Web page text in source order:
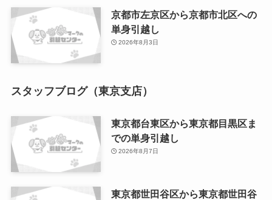
京都市左京区から京都市北区への
単身引越し
2026年8月3日
スタッフブログ（東京支店）
東京都台東区から東京都目黒区ま
での単身引越し
2026年8月7日
東京都世田谷区から東京都世田谷